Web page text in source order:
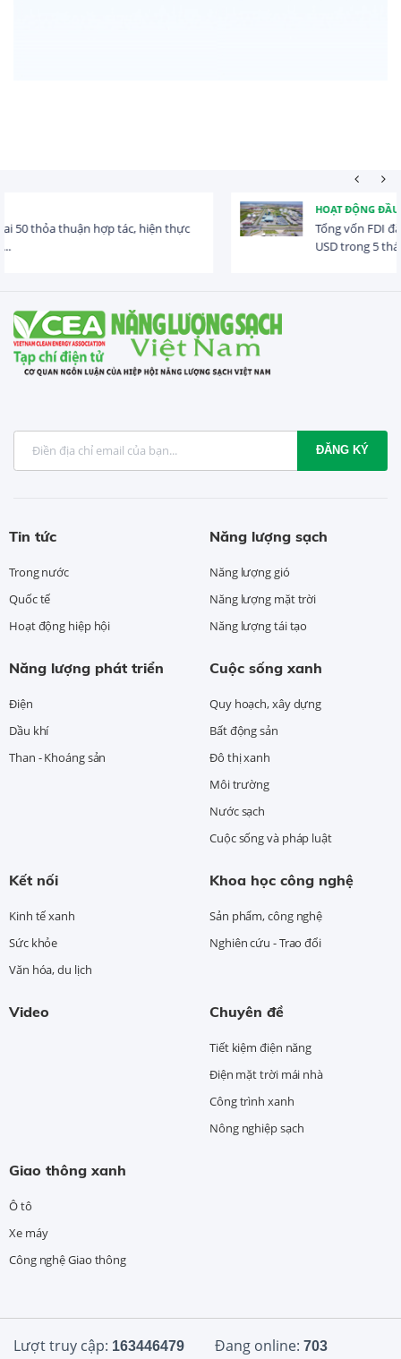
Tổng vốn FDI đăng ký vào Việt Nam đạt gần 25 tỷ
ĐĂNG KÝ
Tin tức
Trong nước
Quốc tế
Hoạt động hiệp hội
Năng lượng sạch
Năng lượng gió
Năng lượng mặt trời
Năng lượng tái tạo
Năng lượng phát triển
Điện
Dầu khí
Than - Khoáng sản
Cuộc sống xanh
Quy hoạch, xây dựng
Bất động sản
Đô thị xanh
Môi trường
Nước sạch
Cuộc sống và pháp luật
Kết nối
Kinh tế xanh
Sức khỏe
Văn hóa, du lịch
Khoa học công nghệ
Sản phẩm, công nghệ
Nghiên cứu - Trao đổi
Video Chuyên đề
Tiết kiệm điện năng
Điện mặt trời mái nhà
Công trình xanh
Nông nghiệp sạch
Giao thông xanh
Ô tô
Xe máy
Công nghệ Giao thông
Lượt truy cập: 163446479 Đang online: 703